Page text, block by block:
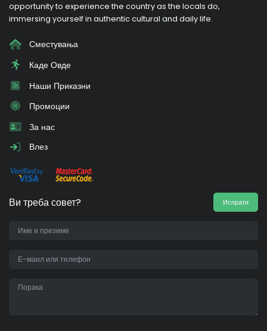
opportunity to experience the country as the locals do,
immersing yourself in authentic cultural and daily life.
Сместувања
Каде Овде
Наши Приказни
Промоции
За нас
Влез
Ви треба совет? Испрати